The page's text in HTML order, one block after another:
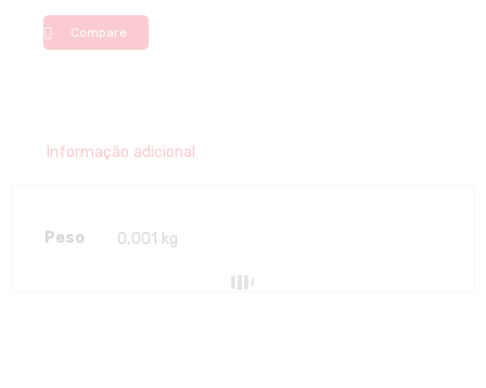
Compare
Informação adicional
Peso 0,001 kg